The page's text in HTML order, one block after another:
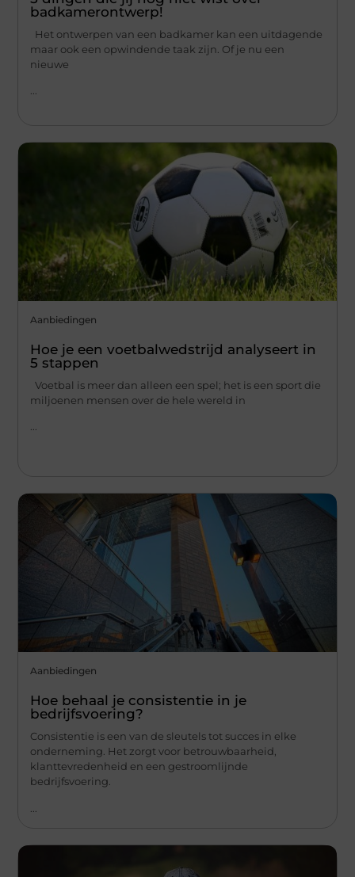
badkamerontwerp!
Het ontwerpen van een badkamer kan een uitdagende
maar ook een opwindende taak zijn. Of je nu een
nieuwe
Aanbiedingen
Hoe je een voetbalwedstrijd analyseert in
5 stappen
Voetbal is meer dan alleen een spel; het is een sport die
miljoenen mensen over de hele wereld in
...
Aanbiedingen
Hoe behaal je consistentie in je
bedrijfsvoering?
Consistentie is een van de sleutels tot succes in elke
onderneming. Het zorgt voor betrouwbaarheid,
klanttevredenheid en een gestroomlijnde
bedrijfsvoering.